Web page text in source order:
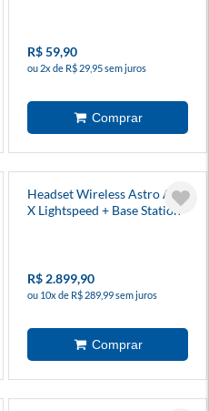
R$ 59,90
ou 2x de R$ 29,95 sem juros
Headset Wireless Astro A50
X Lightspeed + Base Station
R$ 2.899,90
ou 10x de R$ 289,99 sem juros